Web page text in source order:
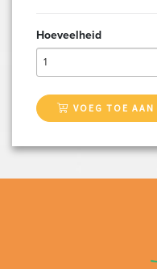
Hoeveelheid
1
VOEG TOE